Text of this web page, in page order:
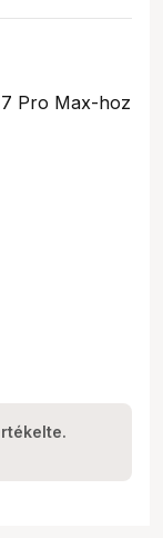
Pro Max-hoz